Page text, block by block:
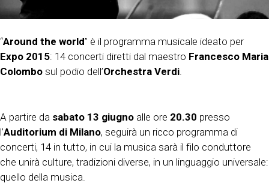
“Around the world” è il programma musicale ideato per
Expo 2015: 14 concerti diretti dal maestro Francesco Maria
Colombo sul podio dell’Orchestra Verdi.
A partire da sabato 13 giugno alle ore 20.30 presso
l’Auditorium di Milano, seguirà un ricco programma di
concerti, 14 in tutto, in cui la musica sarà il filo conduttore
che unirà culture, tradizioni diverse, in un linguaggio universale:
quello della musica.